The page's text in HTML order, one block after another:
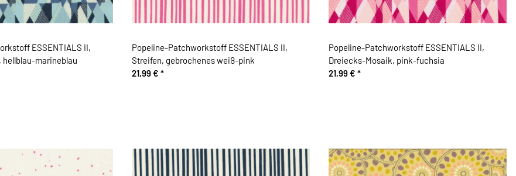
ESSENTIALS II,
marineblau
Popeline-Patchworkstoff ESSENTIALS II,
Streifen, gebrochenes weiß-pink
21,99 € *
Popeline-Patchworkstoff ESSENTIALS II,
Dreiecks-Mosaik, pink-fuchsia
21,99 € *